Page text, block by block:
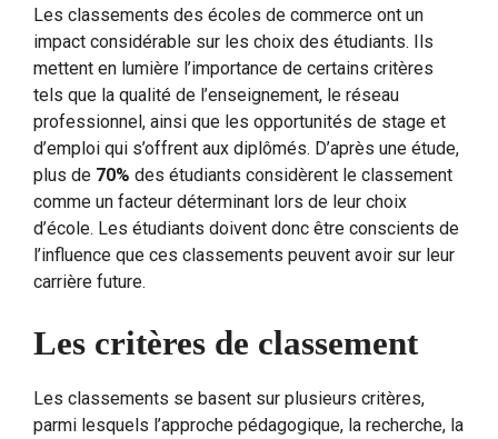
Les classements des écoles de commerce ont un
impact considérable sur les choix des étudiants. Ils
mettent en lumière l’importance de certains critères
tels que la qualité de l’enseignement, le réseau
professionnel, ainsi que les opportunités de stage et
d’emploi qui s’offrent aux diplômés. D’après une étude,
plus de 70% des étudiants considèrent le classement
comme un facteur déterminant lors de leur choix
d’école. Les étudiants doivent donc être conscients de
l’influence que ces classements peuvent avoir sur leur
carrière future.
Les critères de classement
Les classements se basent sur plusieurs critères,
parmi lesquels l’approche pédagogique, la recherche, la